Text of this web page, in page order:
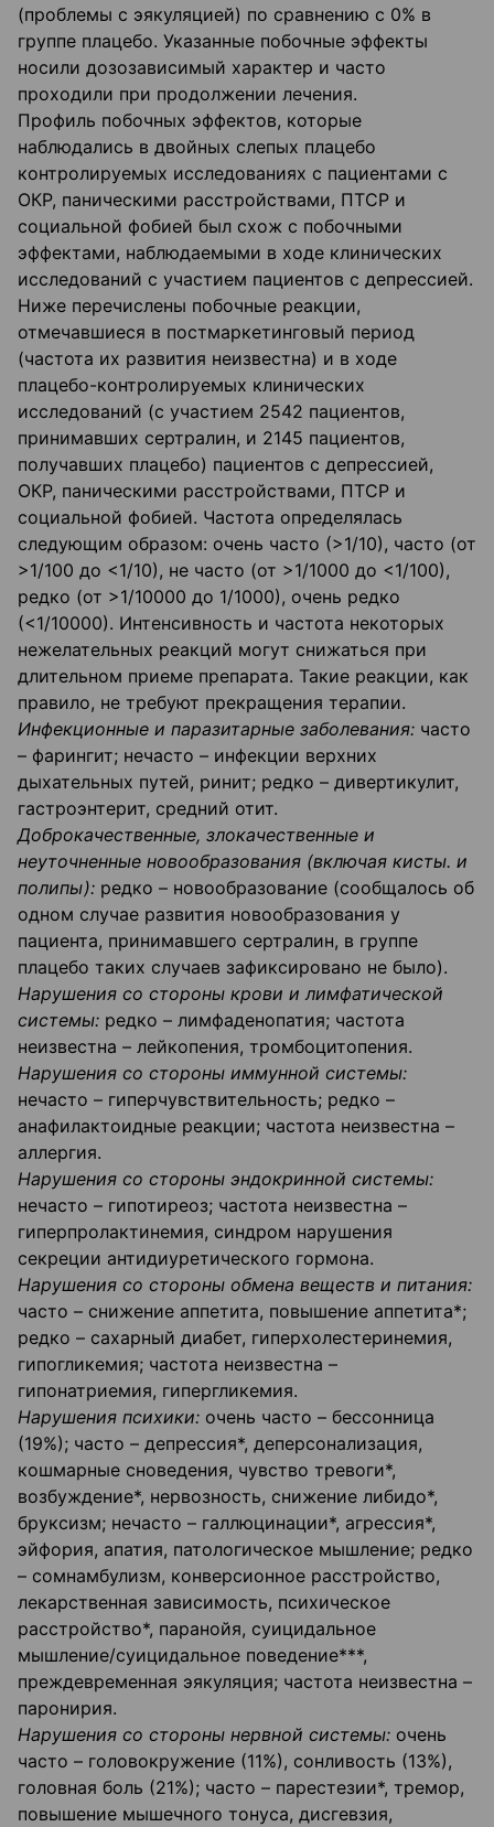
(проблемы с эякуляцией) по сравнению с 0% в
группе плацебо. Указанные побочные эффекты
носили дозозависимый характер и часто
проходили при продолжении лечения.
Профиль побочных эффектов, которые
наблюдались в двойных слепых плацебо
контролируемых исследованиях с пациентами с
ОКР, паническими расстройствами, ПТСР и
социальной фобией был схож с побочными
эффектами, наблюдаемыми в ходе клинических
исследований с участием пациентов с депрессией.
Ниже перечислены побочные реакции,
отмечавшиеся в постмаркетинговый период
(частота их развития неизвестна) и в ходе
плацебо-контролируемых клинических
исследований (с участием 2542 пациентов,
принимавших сертралин, и 2145 пациентов,
получавших плацебо) пациентов с депрессией,
ОКР, паническими расстройствами, ПТСР и
социальной фобией. Частота определялась
следующим образом: очень часто (>1/10), часто (от
>1/100 до <1/10), не часто (от >1/1000 до <1/100),
редко (от >1/10000 до 1/1000), очень редко
(<1/10000). Интенсивность и частота некоторых
нежелательных реакций могут снижаться при
длительном приеме препарата. Такие реакции, как
правило, не требуют прекращения терапии.
Инфекционные и паразитарные заболевания: часто
– фарингит; нечасто – инфекции верхних
дыхательных путей, ринит; редко – дивертикулит,
гастроэнтерит, средний отит.
Доброкачественные, злокачественные и
неуточненные новообразования (включая кисты. и
полипы): редко – новообразование (сообщалось об
одном случае развития новообразования у
пациента, принимавшего сертралин, в группе
плацебо таких случаев зафиксировано не было).
Нарушения со стороны крови и лимфатической
системы: редко – лимфаденопатия; частота
неизвестна – лейкопения, тромбоцитопения.
Нарушения со стороны иммунной системы:
нечасто – гиперчувствительность; редко –
анафилактоидные реакции; частота неизвестна –
аллергия.
Нарушения со стороны эндокринной системы:
нечасто – гипотиреоз; частота неизвестна –
гиперпролактинемия, синдром нарушения
секреции антидиуретического гормона.
Нарушения со стороны обмена веществ и питания:
часто – снижение аппетита, повышение аппетита*;
редко – сахарный диабет, гиперхолестеринемия,
гипогликемия; частота неизвестна –
гипонатриемия, гипергликемия.
Нарушения психики: очень часто – бессонница
(19%); часто – депрессия*, деперсонализация,
кошмарные сноведения, чувство тревоги*,
возбуждение*, нервозность, снижение либидо*,
бруксизм; нечасто – галлюцинации*, агрессия*,
эйфория, апатия, патологическое мышление; редко
– сомнамбулизм, конверсионное расстройство,
лекарственная зависимость, психическое
расстройство*, паранойя, суицидальное
мышление/суицидальное поведение***,
преждевременная эякуляция; частота неизвестна –
паронирия.
Нарушения со стороны нервной системы: очень
часто – головокружение (11%), сонливость (13%),
головная боль (21%); часто – парестезии*, тремор,
повышение мышечного тонуса, дисгевзия,